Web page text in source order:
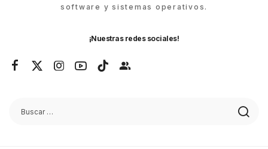
software y sistemas operativos.
¡Nuestras redes sociales!